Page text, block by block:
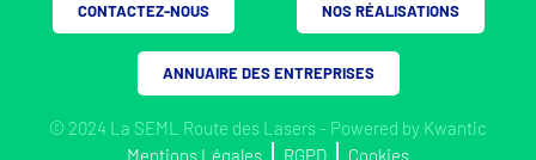
© 2024 La SEML Route des Lasers - Powered by Kwantic
Mentions Légales
RGPD Cookies
CONTACTEZ-NOUS NOS RÉALISATIONS
ANNUAIRE DES ENTREPRISES